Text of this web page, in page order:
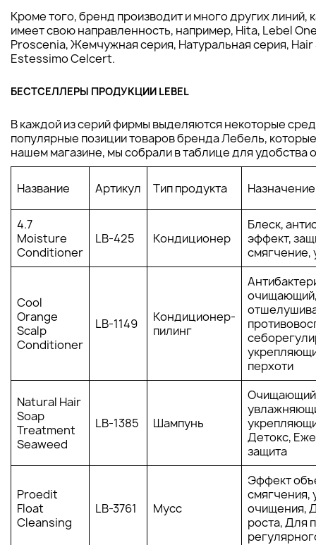
Кроме того, бренд производит и много других линий,
имеет свою направленность, например, Hita, Lebel
Proscenia, Жемчужная серия, Натуральная серия, Hair
Estessimo Celcert.
БЕСТСЕЛЛЕРЫ ПРОДУКЦИИ LEBEL
В каждой из серий фирмы выделяются некоторые
популярные позиции товаров бренда Лебель,
нашем магазине, мы собрали в таблице для удобства
Название Артикул Тип продукта Назначение
4.7
Moisture
Conditioner
LB-425 Кондиционер
Блеск,
эффект,
смягчение,
Cool
Orange
Scalp
Conditioner
LB-1149
Кондиционер-
пилинг
перхоти
Natural Hair
Soap
Treatment
Seaweed
LB-1385 Шампунь
Детокс,
защита
Proedit
Float
Cleansing
LB-3761 Мусс
Эффект
смягчения,
очищения,
роста, Для